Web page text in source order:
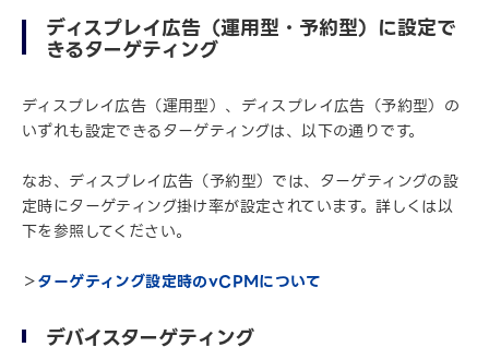
ディスプレイ広告（運用型・予約型）に設定で
きるターゲティング
ディスプレイ広告（運用型）、ディスプレイ広告（予約型）の
いずれも設定できるターゲティングは、以下の通りです。
なお、ディスプレイ広告（予約型）では、ターゲティングの設
定時にターゲティング掛け率が設定されています。詳しくは以
下を参照してください。
＞ターゲティング設定時のvCPMについて
デバイスターゲティング